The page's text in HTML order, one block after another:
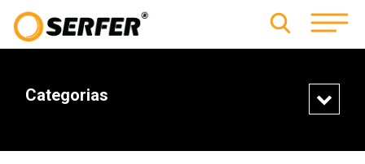
Categorias